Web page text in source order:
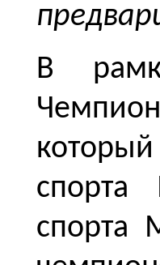
В
спорта
спорта